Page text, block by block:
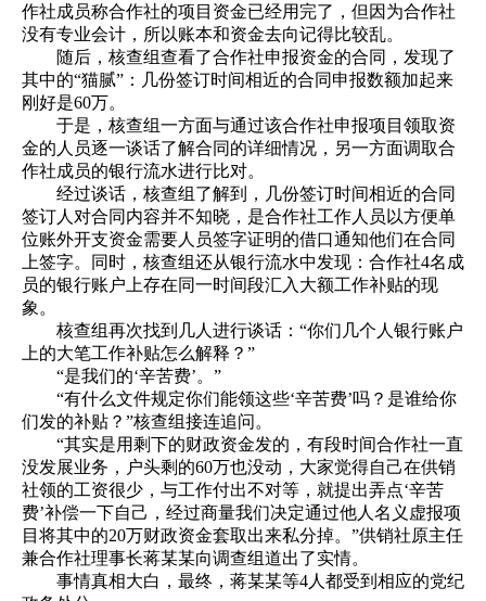
作社成员称合作社的项目资金已经用完了，但因为合作社
没有专业会计，所以账本和资金去向记得比较乱。
随后，核查组查看了合作社申报资金的合同，发现了
其中的“猫腻”：几份签订时间相近的合同申报数额加起来
刚好是60万。
于是，核查组一方面与通过该合作社申报项目领取资
金的人员逐一谈话了解合同的详细情况，另一方面调取合
作社成员的银行流水进行比对。
经过谈话，核查组了解到，几份签订时间相近的合同
签订人对合同内容并不知晓，是合作社工作人员以方便单
位账外开支资金需要人员签字证明的借口通知他们在合同
上签字。同时，核查组还从银行流水中发现：合作社4名成
员的银行账户上存在同一时间段汇入大额工作补贴的现
象。
核查组再次找到几人进行谈话：“你们几个人银行账户
上的大笔工作补贴怎么解释？”
“是我们的‘辛苦费’。”
“有什么文件规定你们能领这些‘辛苦费’吗？是谁给你
们发的补贴？”核查组接连追问。
“其实是用剩下的财政资金发的，有段时间合作社一直
没发展业务，户头剩的60万也没动，大家觉得自己在供销
社领的工资很少，与工作付出不对等，就提出弄点‘辛苦
费’补偿一下自己，经过商量我们决定通过他人名义虚报项
目将其中的20万财政资金套取出来私分掉。”供销社原主任
兼合作社理事长蒋某某向调查组道出了实情。
事情真相大白，最终，蒋某某等4人都受到相应的党纪